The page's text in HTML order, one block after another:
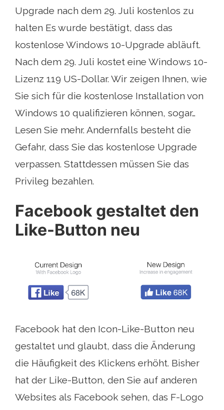
Upgrade nach dem 29. Juli kostenlos zu
halten Es wurde bestätigt, dass das
kostenlose Windows 10-Upgrade abläuft.
Nach dem 29. Juli kostet eine Windows 10-
Lizenz 119 US-Dollar. Wir zeigen Ihnen, wie
Sie sich für die kostenlose Installation von
Windows 10 qualifizieren können, sogar…
Lesen Sie mehr. Andernfalls besteht die
Gefahr, dass Sie das kostenlose Upgrade
verpassen. Stattdessen müssen Sie das
Privileg bezahlen.
Facebook gestaltet den
Like-Button neu
Facebook hat den Icon-Like-Button neu
gestaltet und glaubt, dass die Änderung
die Häufigkeit des Klickens erhöht. Bisher
hat der Like-Button, den Sie auf anderen
Websites als Facebook sehen, das F-Logo